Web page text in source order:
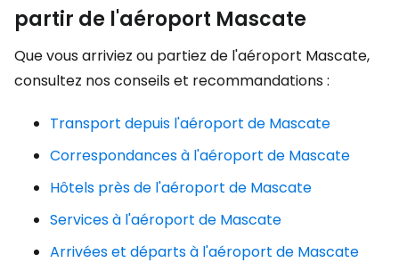
partir de l'aéroport Mascate
Que vous arriviez ou partiez de l'aéroport Mascate,
consultez nos conseils et recommandations :
Transport depuis l'aéroport de Mascate
Correspondances à l'aéroport de Mascate
Hôtels près de l'aéroport de Mascate
Services à l'aéroport de Mascate
Arrivées et départs à l'aéroport de Mascate